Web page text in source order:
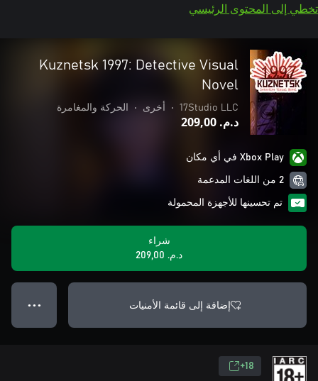
تخطي إلى المحتوى الرئيسي
Kuznetsk 1997: Detective Visual
Novel
17Studio LLC
• أخرى • الحركة والمغامرة
د.م.‏ 209,00
Xbox Play في أي مكان
2 من اللغات المدعمة
تم تحسينها للأجهزة المحمولة
شراء
د.م.‏ 209,00
إضافة إلى قائمة الأمنيات ● ● ●
18+